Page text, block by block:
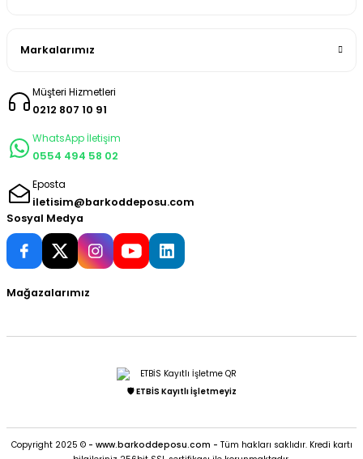
Markalarımız
Müşteri Hizmetleri
0212 807 10 91
WhatsApp İletişim
0554 494 58 02
Eposta
iletisim@barkoddeposu.com
Sosyal Medya
Mağazalarımız
🛡️ ETBİS Kayıtlı İşletmeyiz
Copyright 2025 © - www.barkoddeposu.com - Tüm hakları saklıdır. Kredi kartı